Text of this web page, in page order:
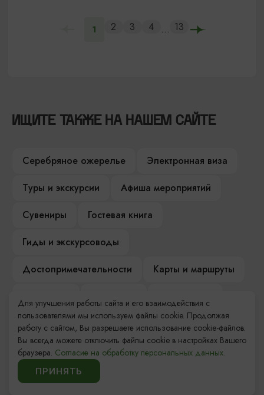
1 2 3 4 ... 13
ИЩИТЕ ТАКЖЕ НА НАШЕМ САЙТЕ
Серебряное ожерелье
Электронная виза
Туры и экскурсии
Афиша мероприятий
Сувениры
Гостевая книга
Гиды и экскурсоводы
Достопримечательности
Карты и маршруты
Компас Балтийской кухни
Настоящий Калининградец
Музеи
Для улучшения работы сайта и его взаимодействия с
пользователями мы используем файлы cookie. Продолжая
работу с сайтом, Вы разрешаете использование cookie-файлов.
Вы всегда можете отключить файлы cookie в настройках Вашего
браузера. Согласие на обработку персональных данных.
ПРИНЯТЬ